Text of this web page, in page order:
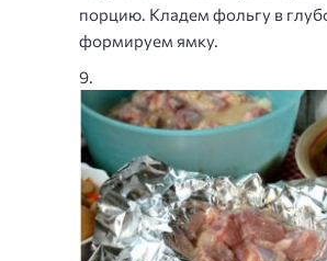
порцию. Кладем фольгу в
формируем ямку.